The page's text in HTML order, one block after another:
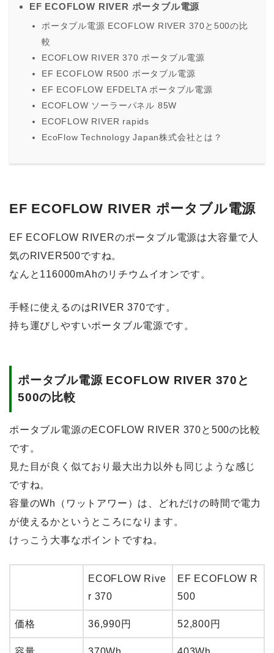
EF ECOFLOW RIVER ポータブル電源
ポータブル電源 ECOFLOW RIVER 370と500の比
較
ECOFLOW RIVER 370 ポータブル電源
EF ECOFLOW R500 ポータブル電源
EF ECOFLOW EFDELTA ポータブル電源
ECOFLOW ソーラーパネル 85W
ECOFLOW RIVER rapids
EcoFlow Technology Japan株式会社とは？
EF ECOFLOW RIVER ポータブル電源
EF ECOFLOW RIVERのポータブル電源は大容量で人
気のRIVER500ですね。
なんと116000mAhのリチウムイオンです。
手軽に使えるのはRIVER 370です。
持ち運びしやすいポータブル電源です。
ポータブル電源 ECOFLOW RIVER 370と
500の比較
ポータブル電源のECOFLOW RIVER 370と500の比較
です。
見た目が良く似ており最大出力以外も同じような感じ
ですね。
容量のWh（ワットアワー）は、どれだけの時間で電力
が使えるかというところになります。
けっこう大事なポイントですね。
ECOFLOW Rive
r 370
EF ECOFLOW R
500
価格 36,990円 52,800円